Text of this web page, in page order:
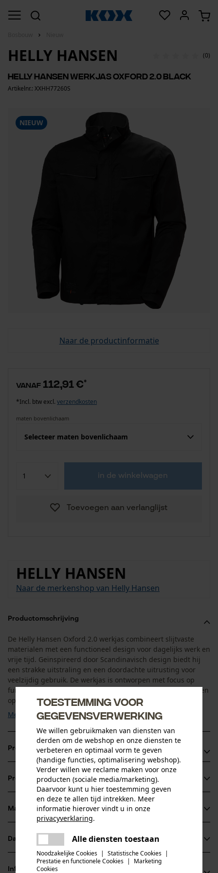
NIEUW
HELLY HANSEN (0)
Helly Hansen werkjas Oxford 2.0 Black
Artikelnr.: XXHH77260S
Naar de productinformatie
vanaf 112,91 €*
*Incl. btw excl. verzendkosten
maten bovenlichaam
Selecteer maten bovenlichaam
in de winkelwagen
Toevoegen aan verlanglijst
HELLY HANSEN
Naar de merkenshop van Helly Hansen
Productomschrijving
De Helly Hansen Oxford 2.0 werkjas combineert slijtvaste
materialen met een functioneel design voor dagelijks werk en
vrije tijd. Geïnspireerd door Scandinavisch design biedt hij
een strakke uitstraling en een doordachte uitrusting voor
veelzijdig gebruik. De werkjas is ontworpen met focus op
functionaliteit en flexibiliteit. Stretchpanelen zorgen voor een
optimale pasvorm en ...
Meer tonen
Productvoordelen
Stretchpanelen voor optimale bewegingsvrijheid
Voorgevormde mouwen en verlengde rug voor extra
comfort
Naadloze schouders en fleece in de kraag
Productinformatie
Productdetails
Mouwtype
Lange mouwen
Materiaal & onderhoud
Materiaal
Materiaaltype
Datasheets
Productveiligheidsblad (PDF)
Informatie van de fabrikant
Toestemming voor
gegevensverwerking
We willen gebruikmaken van diensten van
derden om de webshop en onze diensten te
verbeteren en optimaal vorm te geven
(handige functies, optimalisering webshop).
Verder willen we reclame maken voor onze
producten (sociale media/marketing).
Daarvoor kunt u hier toestemming geven
en deze te allen tijd intrekken. Meer
informatie hierover vindt u in onze
privacyverklaring.
Alle diensten toestaan
Noodzakelijke Cookies | Statistische Cookies |
Prestatie en functionele Cookies |
Marketing
Cookies
Er is een fout opgetreden. Gelieve
het opnieuw te proberen.
delen
mail